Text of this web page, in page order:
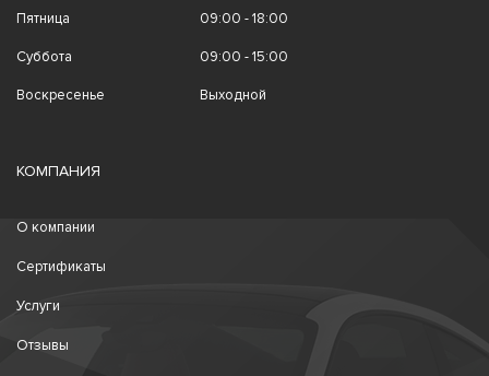
Пятница 09:00 - 18:00
Суббота 09:00 - 15:00
Воскресенье Выходной
КОМПАНИЯ
О компании
Сертификаты
Услуги
Отзывы